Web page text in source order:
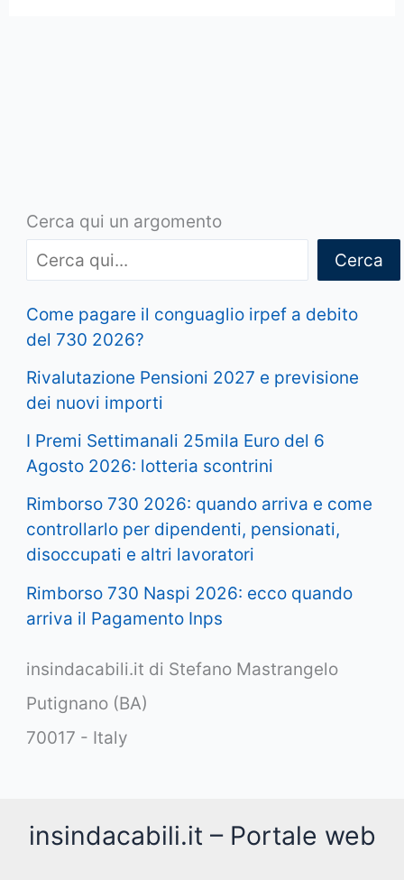
Cerca qui un argomento
Cerca
Come pagare il conguaglio irpef a debito
del 730 2026?
Rivalutazione Pensioni 2027 e previsione
dei nuovi importi
I Premi Settimanali 25mila Euro del 6
Agosto 2026: lotteria scontrini
Rimborso 730 2026: quando arriva e come
controllarlo per dipendenti, pensionati,
disoccupati e altri lavoratori
Rimborso 730 Naspi 2026: ecco quando
arriva il Pagamento Inps
insindacabili.it di Stefano Mastrangelo
Putignano (BA)
70017 - Italy
insindacabili.it – Portale web